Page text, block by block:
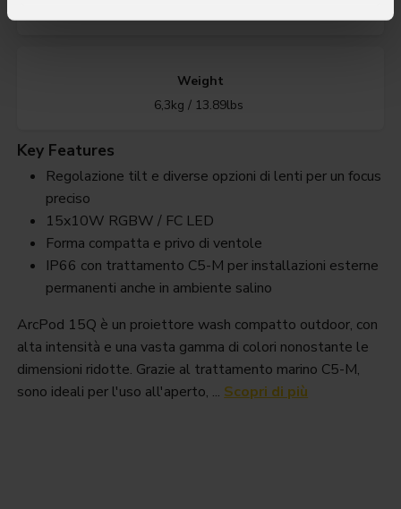
Weight
6,3kg / 13.89lbs
Key Features
Regolazione tilt e diverse opzioni di lenti per un focus
preciso
15x10W RGBW / FC LED
Forma compatta e privo di ventole
IP66 con trattamento C5-M per installazioni esterne
permanenti anche in ambiente salino
ArcPod 15Q è un proiettore wash compatto outdoor, con
alta intensità e una vasta gamma di colori nonostante le
dimensioni ridotte. Grazie al trattamento marino C5-M,
sono ideali per l'uso all'aperto, ... Scopri di più